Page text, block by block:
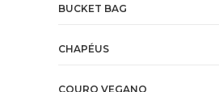
BUCKET BAG
CHAPÉUS
COURO VEGANO